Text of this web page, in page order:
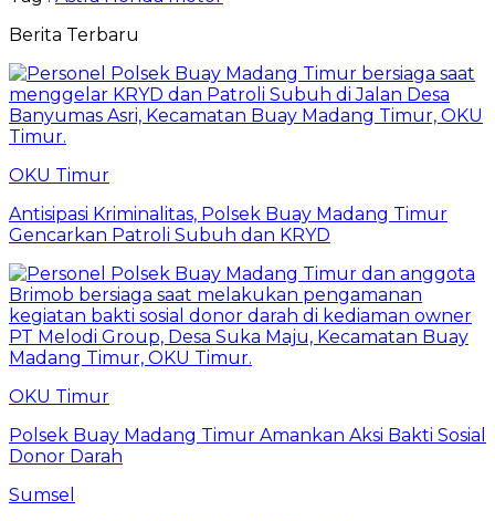
Berita Terbaru
OKU Timur
Antisipasi Kriminalitas, Polsek Buay Madang Timur
Gencarkan Patroli Subuh dan KRYD
OKU Timur
Polsek Buay Madang Timur Amankan Aksi Bakti Sosial
Donor Darah
Sumsel